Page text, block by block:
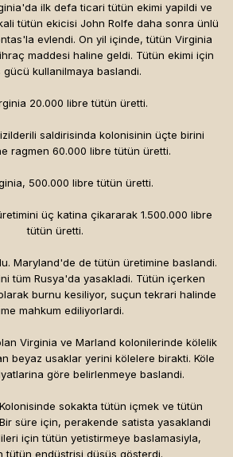
ilk defa ticari tütün ekimi yapildi ve
tütün ekicisi John Rolfe daha sonra ünlü
evlendi. On yil içinde, tütün Virginia
maddesi haline geldi. Tütün ekimi için
gücü kullanilmaya baslandi.
20.000 libre tütün üretti.
saldirisinda kolonisinin üçte birini
ragmen 60.000 libre tütün üretti.
500.000 libre tütün üretti.
üç katina çikararak 1.500.000 libre
tütün üretti.
Maryland'de de tütün üretimine baslandi.
tüm Rusya'da yasakladi. Tütün içerken
burnu kesiliyor, suçun tekrari halinde
mahkum ediliyorlardi.
Virginia ve Marland kolonilerinde kölelik
beyaz usaklar yerini kölelere birakti. Köle
göre belirlenmeye baslandi.
sokakta tütün içmek ve tütün
süre için, perakende satista yasaklandi
için tütün yetistirmeye baslamasiyla,
tütün endüstrisi düsüs gösterdi.